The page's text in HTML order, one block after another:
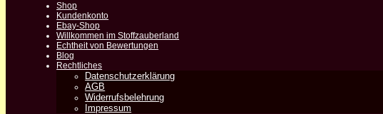
Shop
Kundenkonto
Ebay-Shop
Willkommen im Stoffzauberland
Echtheit von Bewertungen
Blog
Rechtliches
Datenschutzerklärung
AGB
Widerrufsbelehrung
Impressum